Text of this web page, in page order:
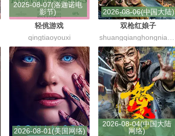
2025-08-07(洛迦诺电
影节)
轻佻游戏
qingtiaoyouxi
2026-08-06(中国大陆)
双枪红娘子
2026-08-01(美国网络)
2026-08-04(中国大陆
网络)